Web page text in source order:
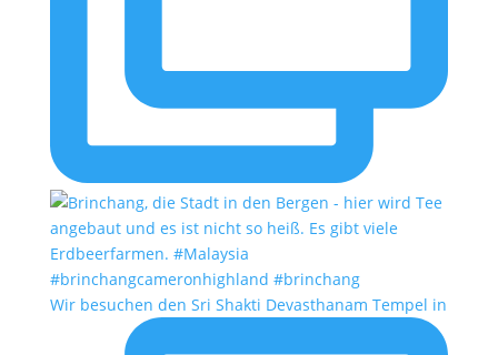
Wir besuchen den Sri Shakti Devasthanam Tempel in